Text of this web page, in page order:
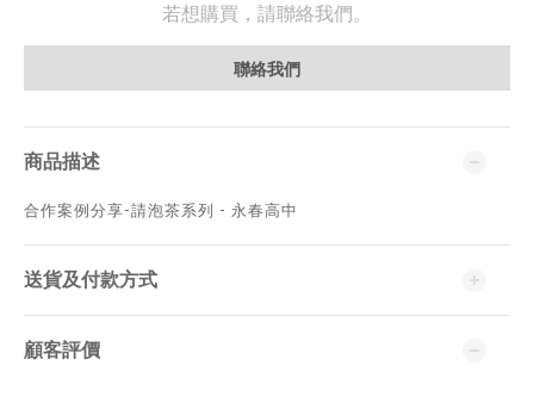
若想購買，請聯絡我們。
聯絡我們
商品描述
合作案例分享-請泡茶系列 - 永春高中
送貨及付款方式
顧客評價